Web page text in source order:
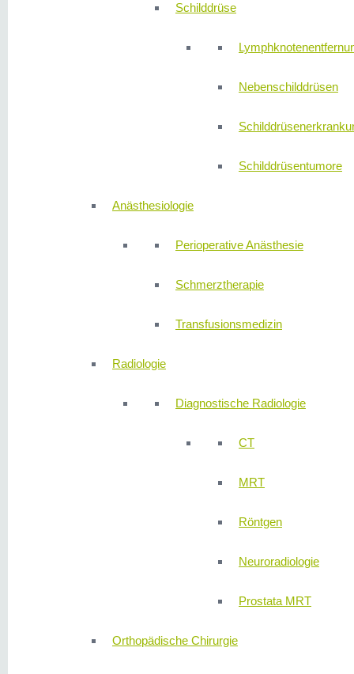
Schilddrüse
Nebenschilddrüsen
Schilddrüsentumore
Anästhesiologie
Perioperative Anästhesie
Schmerztherapie
Transfusionsmedizin
Radiologie
Diagnostische Radiologie
CT
MRT
Röntgen
Neuroradiologie
Prostata MRT
Orthopädische Chirurgie